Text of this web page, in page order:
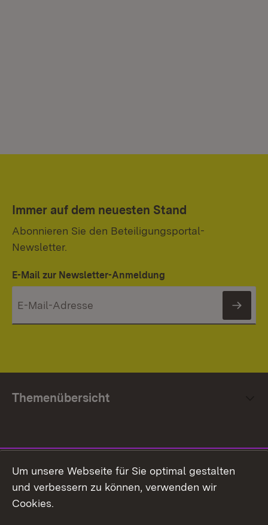
Immer auf dem neuesten Stand
Abonnieren Sie den Beteiligungsportal-
Newsletter.
E-Mail zur Newsletter-Anmeldung
Themenübersicht
Facebook
Um unsere Webseite für Sie optimal gestalten
und verbessern zu können, verwenden wir
Cookies.